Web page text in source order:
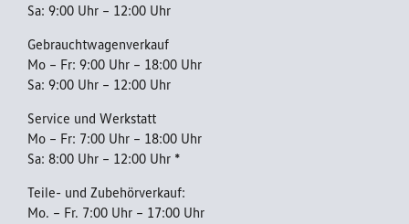
Datenschutzerklärung
Barrierefreiheitserklärung
Impressum
Sa: 9:00 Uhr – 12:00 Uhr
Gebrauchtwagenverkauf
Mo – Fr: 9:00 Uhr – 18:00 Uhr
Sa: 9:00 Uhr – 12:00 Uhr
Service und Werkstatt
Mo – Fr: 7:00 Uhr – 18:00 Uhr
Sa: 8:00 Uhr – 12:00 Uhr *
Teile- und Zubehörverkauf:
Mo. – Fr. 7:00 Uhr – 17:00 Uhr